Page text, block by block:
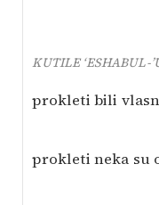
KUTILE ‘ESHABUL-
prokleti bili
prokleti neka su